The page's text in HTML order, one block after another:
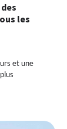
les
et une